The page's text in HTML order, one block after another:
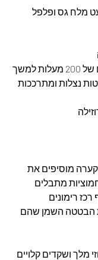
מלח גס ופלפל
ומכניסים לתנור בחום של 200 מעלות למשך
נצלות ומתרככות
מוסיפים את
מתבלים
רכז רימונים
הבטטה השמן שהם
מלך ושקדים קלויים